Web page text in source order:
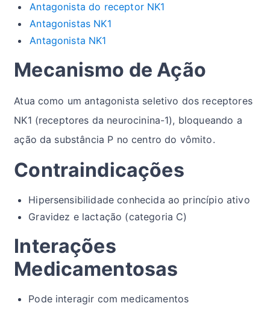
Antagonista do receptor NK1
Antagonistas NK1
Antagonista NK1
Mecanismo de Ação
Atua como um antagonista seletivo dos receptores
NK1 (receptores da neurocinina-1), bloqueando a
ação da substância P no centro do vômito.
Contraindicações
Hipersensibilidade conhecida ao princípio ativo
Gravidez e lactação (categoria C)
Interações
Medicamentosas
Pode interagir com medicamentos